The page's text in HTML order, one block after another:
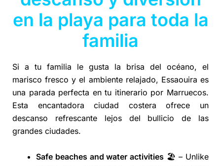
en la playa para toda la
familia
Si a tu familia le gusta la brisa del océano, el
marisco fresco y el ambiente relajado, Essaouira es
una parada perfecta en tu itinerario por Marruecos.
Esta encantadora ciudad costera ofrece un
descanso refrescante lejos del bullicio de las
grandes ciudades.
Safe beaches and water activities 🏖️ – Unlike